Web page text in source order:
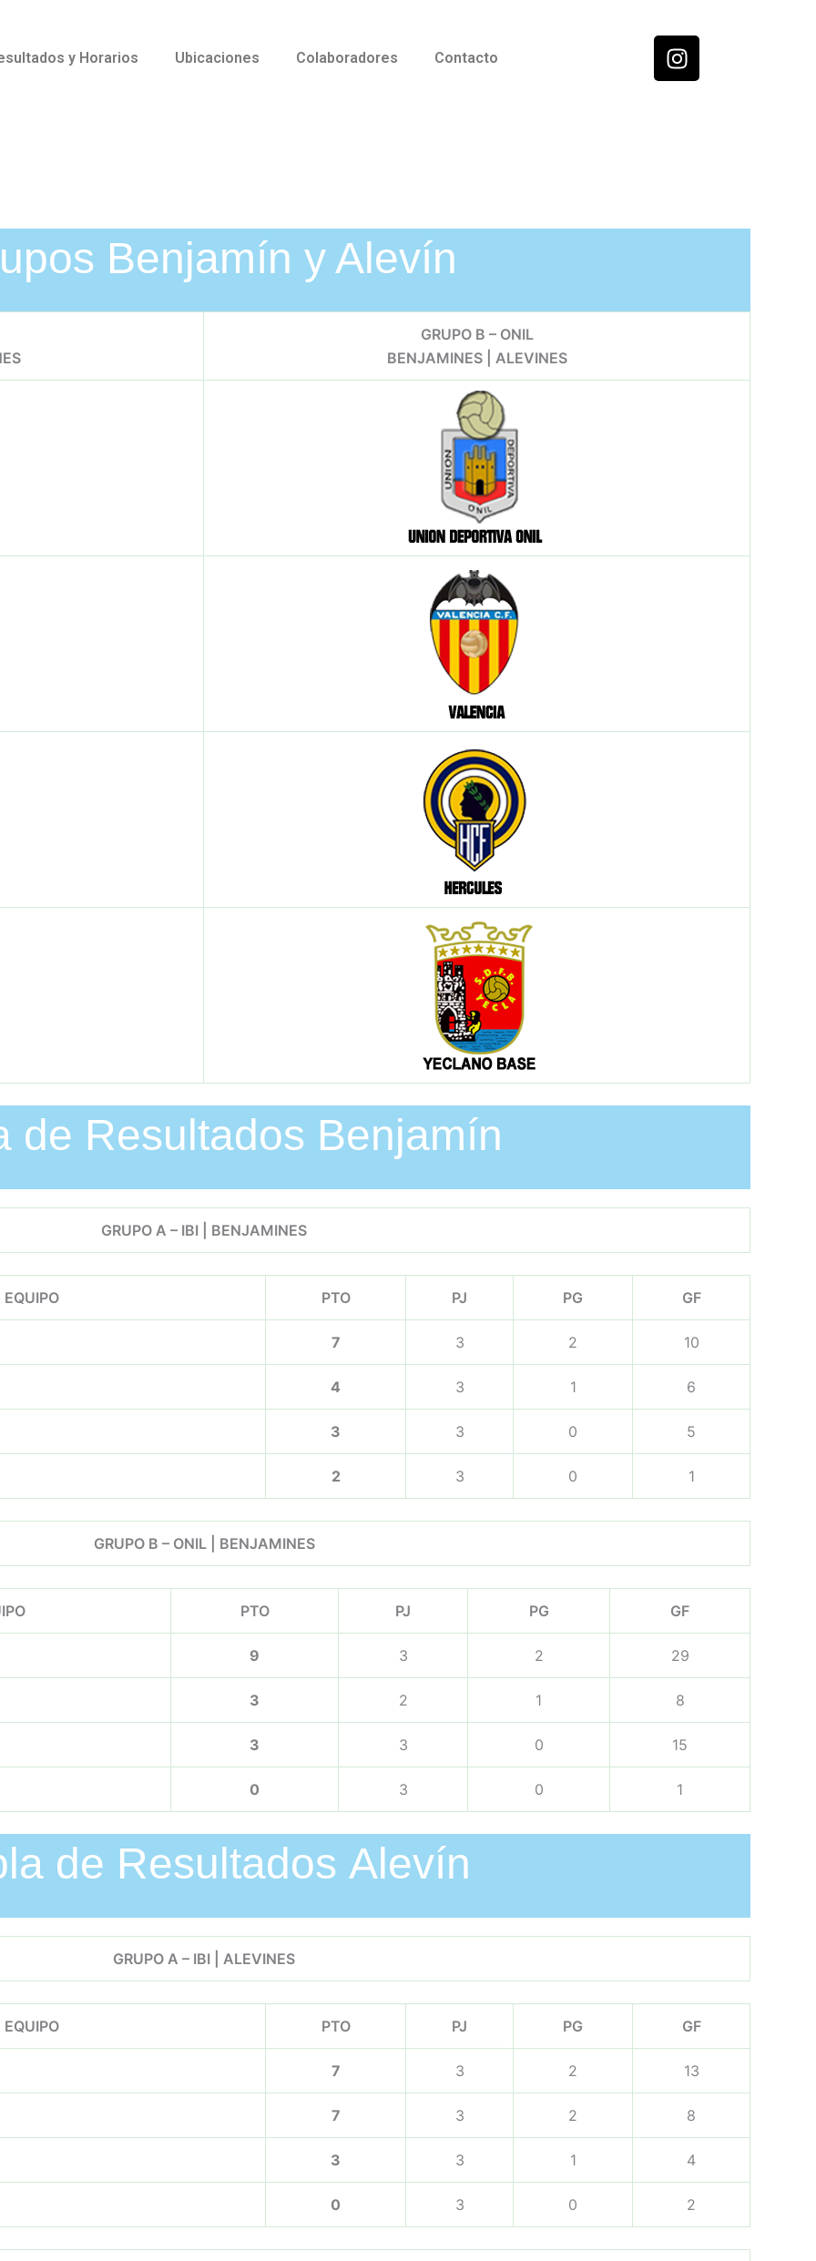
y Horarios Ubicaciones Colaboradores Contacto
I
n
m
Benjamín y Alevín
GRUPO B – ONIL
BENJAMINES | ALEVINES
de Resultados Benjamín
GRUPO A – IBI | BENJAMINES
EQUIPO PTO PJ PG GF
7 3 2 10
4 3 1 6
3 3 0 5
2 3 0 1
GRUPO B – ONIL | BENJAMINES
PTO PJ PG GF
9 3 2 29
3 2 1 8
3 3 0 15
0 3 0 1
de Resultados Alevín
GRUPO A – IBI | ALEVINES
EQUIPO PTO PJ PG GF
7 3 2 13
7 3 2 8
3 3 1 4
0 3 0 2